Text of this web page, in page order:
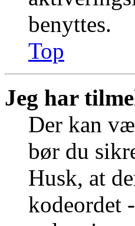
benyttes.
Top
Jeg har
Der kan
bør du
Husk, at
kodeordet